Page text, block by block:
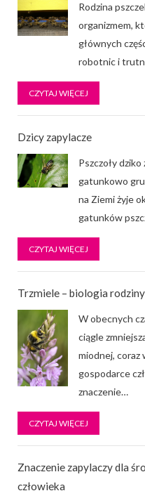
Rodzina
organizmem,
głównych
robotnic i
CZYTAJ WIĘCEJ
Dzicy zapylacze
Pszczoły
gatunkowo
na Ziemi żyje
gatunków
CZYTAJ WIĘCEJ
Trzmiele – biologia
W obecnych
ciągle
miodnej, coraz
gospodarce
znaczenie…
CZYTAJ WIĘCEJ
Znaczenie zapylaczy dla
człowieka